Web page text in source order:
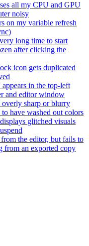
all my CPU and GPU
noisy
on my variable refresh
long time to start
after clicking the
icon gets duplicated
in the top-left
and editor window
overly sharp or blurry
have washed out colors
glitched visuals
the editor, but fails to
from an exported copy